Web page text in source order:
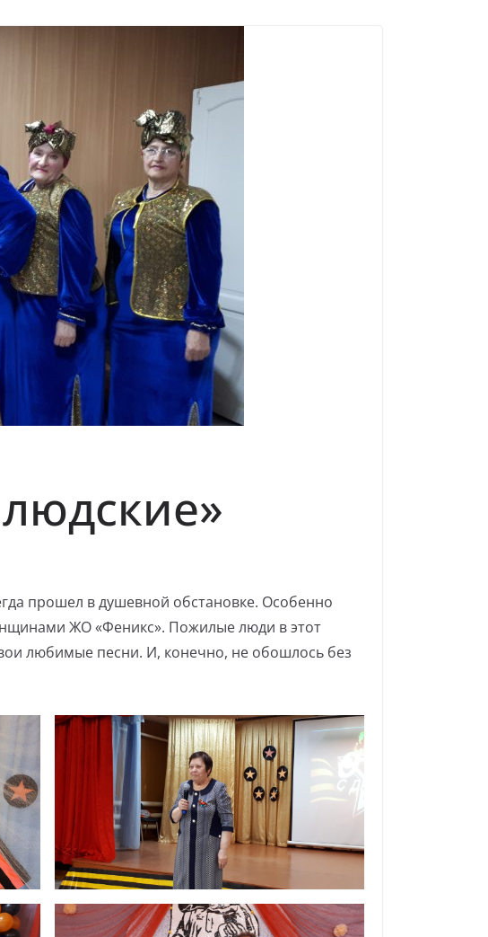
прошел в душевной обстановке. Особенно
ЖО «Феникс». Пожилые люди в этот
любимые песни. И, конечно, не обошлось без